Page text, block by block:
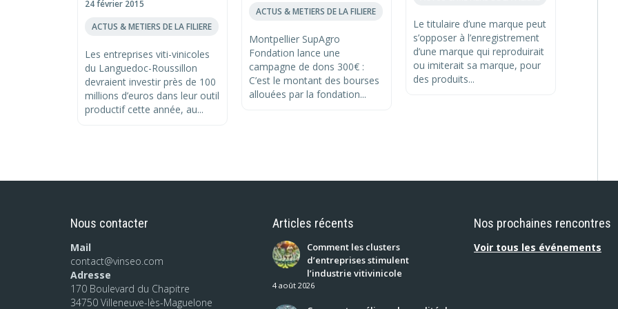
24 février 2015
ACTUS & METIERS DE LA FILIERE
Les entreprises viti-vinicoles
du Languedoc-Roussillon
devraient investir près de 100
millions d’euros dans leur outil
productif cette année, au...
ACTUS & METIERS DE LA FILIERE
Montpellier SupAgro
Fondation lance une
campagne de dons 300€ :
C’est le montant des bourses
allouées par la fondation...
Le titulaire d’une marque peut
s’opposer à l’enregistrement
d’une marque qui reproduirait
ou imiterait sa marque, pour
des produits...
Nous contacter
Mail
contact@vinseo.com
Adresse
170 Boulevard du Chapitre
34750 Villeneuve-lès-Maguelone
Articles récents
Comment les clusters
d’entreprises stimulent
l’industrie vitivinicole
4 août 2026
Nos prochaines rencontres
Voir tous les événements